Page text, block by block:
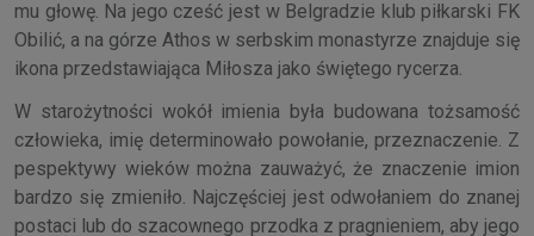
mu głowę. Na jego cześć jest w Belgradzie klub piłkarski FK
Obilić, a na górze Athos w serbskim monastyrze znajduje się
ikona przedstawiająca Miłosza jako świętego rycerza.
W starożytności wokół imienia była budowana tożsamość
człowieka, imię determinowało powołanie, przeznaczenie. Z
pespektywy wieków można zauważyć, że znaczenie imion
bardzo się zmieniło. Najczęściej jest odwołaniem do znanej
postaci lub do szacownego przodka z pragnieniem, aby jego